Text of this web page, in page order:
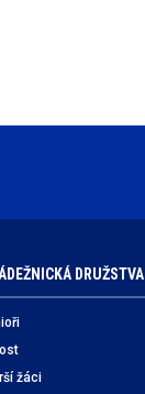
DRUŽSTVA
žáci